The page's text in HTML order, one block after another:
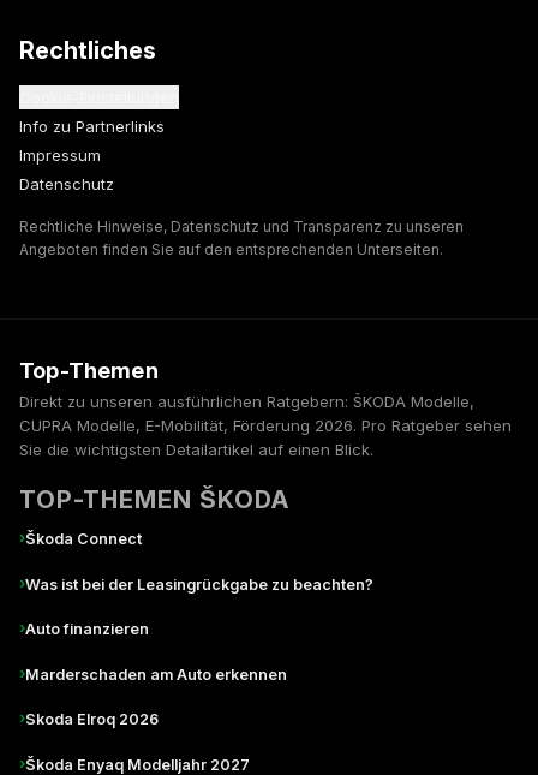
Rechtliches
Info zu Partnerlinks
Impressum
Datenschutz
Rechtliche Hinweise, Datenschutz und Transparenz zu unseren
Angeboten finden Sie auf den entsprechenden Unterseiten.
Top-Themen
Direkt zu unseren ausführlichen Ratgebern: ŠKODA Modelle,
CUPRA Modelle, E-Mobilität, Förderung 2026. Pro Ratgeber sehen
Sie die wichtigsten Detailartikel auf einen Blick.
TOP-THEMEN ŠKODA
›Škoda Connect
›Was ist bei der Leasingrückgabe zu beachten?
›Auto finanzieren
›Marderschaden am Auto erkennen
›Skoda Elroq 2026
›Škoda Enyaq Modelljahr 2027